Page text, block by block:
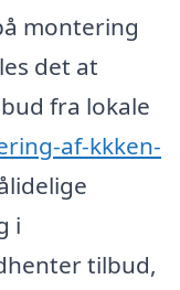
montering
det at
fra lokale
af-kkken-
i
tilbud,